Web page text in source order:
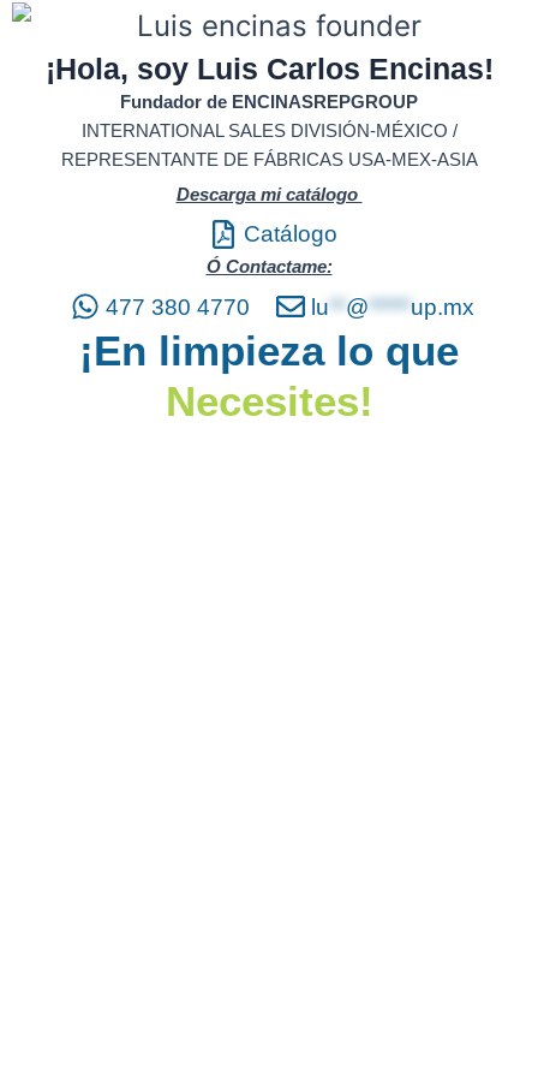
¡Hola, soy Luis Carlos Encinas!
Fundador de ENCINASREPGROUP
INTERNATIONAL SALES DIVISIÓN-MÉXICO /
REPRESENTANTE DE FÁBRICAS USA-MEX-ASIA
Descarga mi catálogo
Catálogo
Ó Contactame:
477 380 4770 lu**@*****up.mx
¡En limpieza lo que
Necesites!